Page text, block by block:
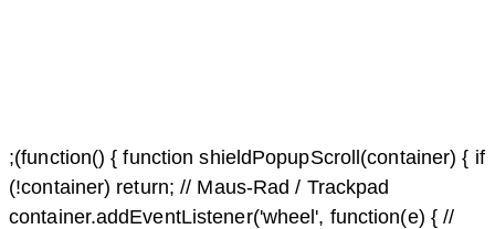
;(function() { function shieldPopupScroll(container) { if
(!container) return; // Maus-Rad / Trackpad
container.addEventListener('wheel', function(e) { //